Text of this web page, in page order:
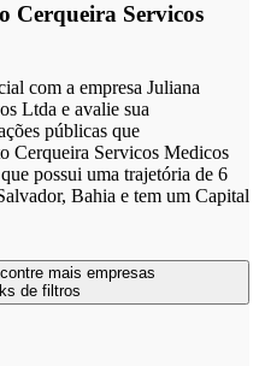
Cerqueira Servicos
com a empresa Juliana
Ltda e avalie sua
públicas que
Cerqueira Servicos Medicos
possui uma trajetória de 6
Bahia e tem um Capital